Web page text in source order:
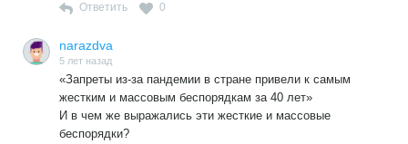
Ответить 0
narazdva
5 лет назад
«Запреты из-за пандемии в стране привели к самым
жестким и массовым беспорядкам за 40 лет»
И в чем же выражались эти жесткие и массовые
беспорядки?